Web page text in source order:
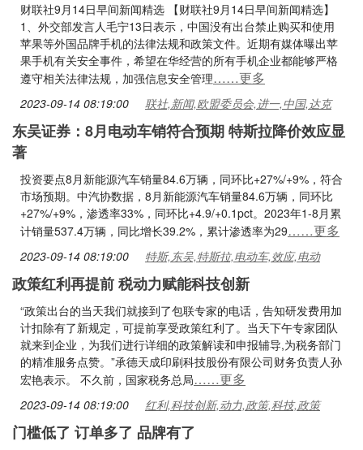
财联社9月14日早间新闻精选 【财联社9月14日早间新闻精选】
1、外交部发言人毛宁13日表示，中国没有出台禁止购买和使用
苹果等外国品牌手机的法律法规和政策文件。近期有媒体曝出苹
果手机有关安全事件，希望在华经营的所有手机企业都能够严格
遵守相关法律法规，加强信息安全管理……更多
2023-09-14 08:19:00 联社,新闻,欧盟委员会,进一,中国,达克
东吴证券：8月电动车销符合预期 特斯拉降价效应显
著
投资要点8月新能源汽车销量84.6万辆，同环比+27%/+9%，符合
市场预期。中汽协数据，8月新能源汽车销量84.6万辆，同环比
+27%/+9%，渗透率33%，同环比+4.9/+0.1pct。2023年1-8月累
计销量537.4万辆，同比增长39.2%，累计渗透率为29……更多
2023-09-14 08:19:00 特斯,东吴,特斯拉,电动车,效应,电动
政策红利再提前 税动力赋能科技创新
“政策出台的当天我们就接到了包联专家的电话，告知研发费用加
计扣除有了新规定，可提前享受政策红利了。当天下午专家团队
就来到企业，为我们进行详细的政策解读和申报辅导,为税务部门
的精准服务点赞。”承德天成印刷科技股份有限公司财务负责人孙
宏艳表示。 不久前，国家税务总局……更多
2023-09-14 08:19:00 红利,科技创新,动力,政策,科技,政策
门槛低了 订单多了 品牌有了